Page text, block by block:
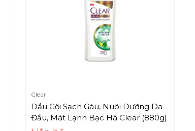
Clear
Dầu Gội Sạch Gàu, Nuôi Dưỡng Da
Đầu, Mát Lạnh Bạc Hà Clear (880g)